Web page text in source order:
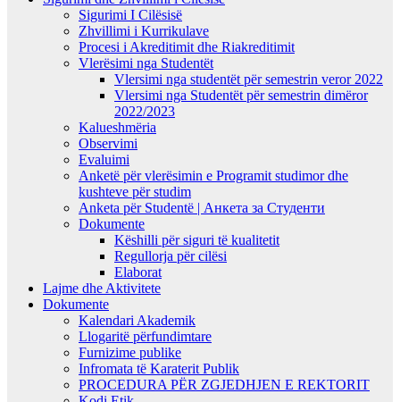
Sigurimi I Cilësisë
Zhvillimi i Kurrikulave
Procesi i Akreditimit dhe Riakreditimit
Vlerësimi nga Studentët
Vlersimi nga studentët për semestrin veror 2022
Vlersimi nga Studentët për semestrin dimëror
2022/2023
Kalueshmëria
Observimi
Evaluimi
Anketë për vlerësimin e Programit studimor dhe
kushteve për studim
Anketa për Studentë | Анкета за Студенти
Dokumente
Këshilli për siguri të kualitetit
Regullorja për cilësi
Elaborat
Lajme dhe Aktivitete
Dokumente
Kalendari Akademik
Llogaritë përfundimtare
Furnizime publike
Infromata të Karaterit Publik
PROCEDURA PËR ZGJEDHJEN E REKTORIT